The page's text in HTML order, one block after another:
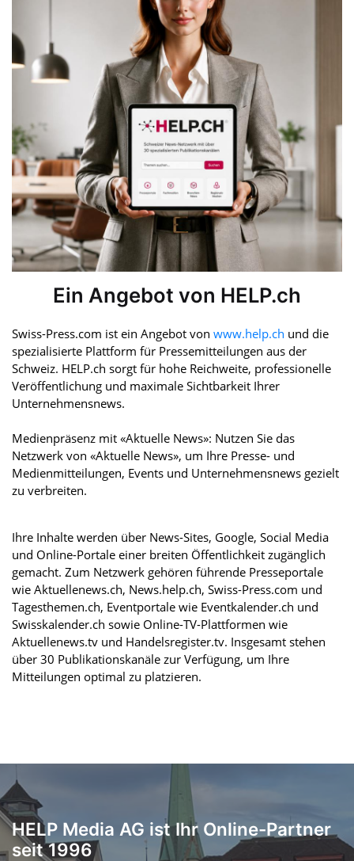
Ein Angebot von HELP.ch
Swiss-Press.com ist ein Angebot von www.help.ch und die
spezialisierte Plattform für Pressemitteilungen aus der
Schweiz. HELP.ch sorgt für hohe Reichweite, professionelle
Veröffentlichung und maximale Sichtbarkeit Ihrer
Unternehmensnews.
Medienpräsenz mit «Aktuelle News»: Nutzen Sie das
Netzwerk von «Aktuelle News», um Ihre Presse- und
Medienmitteilungen, Events und Unternehmensnews gezielt
zu verbreiten.
Ihre Inhalte werden über News-Sites, Google, Social Media
und Online-Portale einer breiten Öffentlichkeit zugänglich
gemacht. Zum Netzwerk gehören führende Presseportale
wie Aktuellenews.ch, News.help.ch, Swiss-Press.com und
Tagesthemen.ch, Eventportale wie Eventkalender.ch und
Swisskalender.ch sowie Online-TV-Plattformen wie
Aktuellenews.tv und Handelsregister.tv. Insgesamt stehen
über 30 Publikationskanäle zur Verfügung, um Ihre
Mitteilungen optimal zu platzieren.
HELP Media AG ist Ihr Online-Partner
seit 1996